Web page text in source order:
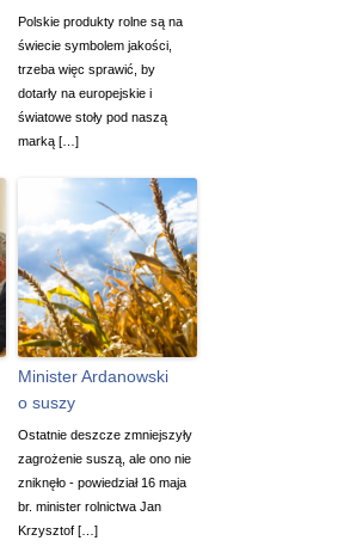
Polskie produkty rolne są na
świecie symbolem jakości,
trzeba więc sprawić, by
dotarły na europejskie i
światowe stoły pod naszą
marką […]
Minister Ardanowski
o suszy
Ostatnie deszcze zmniejszyły
zagrożenie suszą, ale ono nie
zniknęło - powiedział 16 maja
br. minister rolnictwa Jan
Krzysztof […]